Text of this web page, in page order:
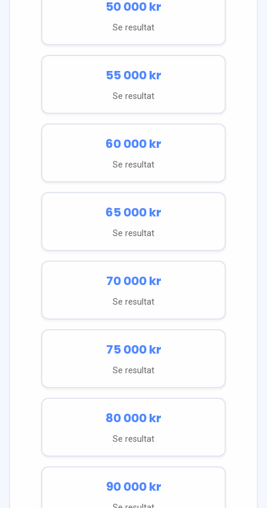
50 000kr
Se resultat
55 000kr
Se resultat
60 000kr
Se resultat
65 000kr
Se resultat
70 000kr
Se resultat
75 000kr
Se resultat
80 000kr
Se resultat
90 000kr